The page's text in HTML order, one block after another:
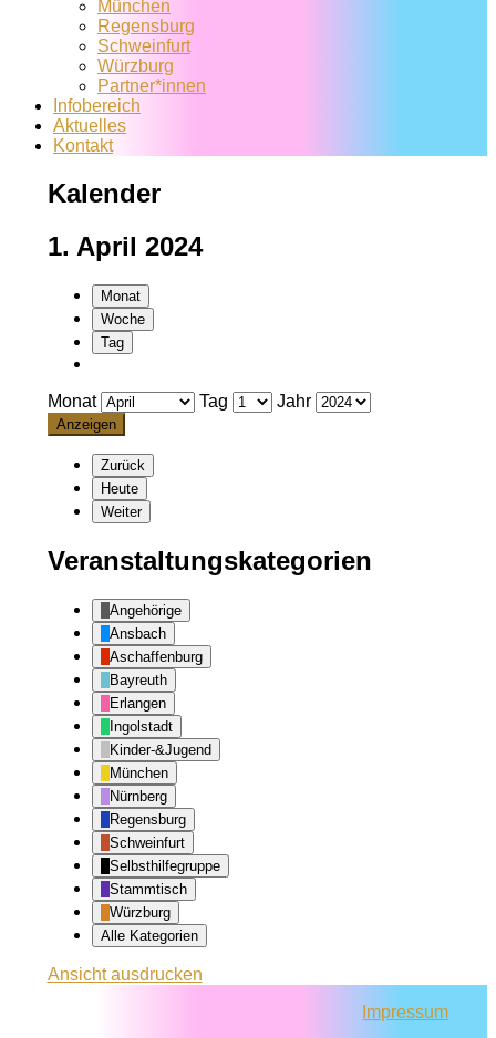
München
Regensburg
Schweinfurt
Würzburg
Partner*innen
Infobereich
Aktuelles
Kontakt
Kalender
1. April 2024
Monat
Woche
Tag
Monat Tag Jahr
Zurück
Heute
Weiter
Veranstaltungskategorien
Angehörige
Ansbach
Aschaffenburg
Bayreuth
Erlangen
Ingolstadt
Kinder-&Jugend
München
Nürnberg
Regensburg
Schweinfurt
Selbsthilfegruppe
Stammtisch
Würzburg
Alle Kategorien
Ansichtausdrucken
Impressum